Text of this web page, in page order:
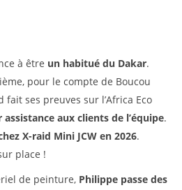
à être un habitué du Dakar.
pour le compte de Boucou
fait ses preuves sur l’Africa Eco
aux clients de l’équipe.
X-raid Mini JCW en 2026.
place !
de peinture, Philippe passe des